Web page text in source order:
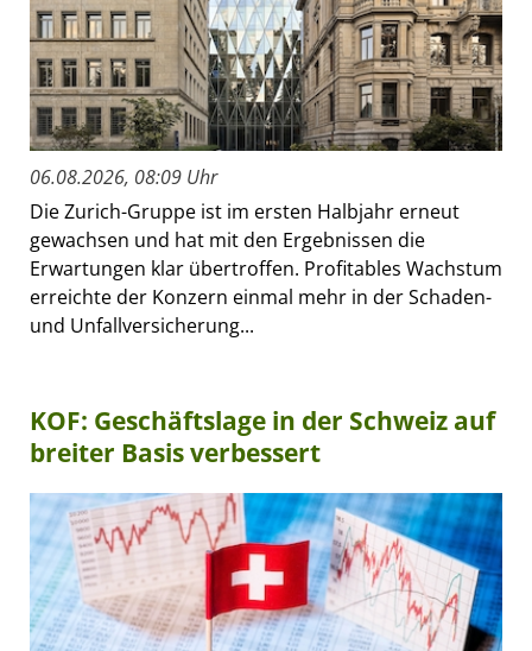
06.08.2026, 08:09 Uhr
Die Zurich-Gruppe ist im ersten Halbjahr erneut
gewachsen und hat mit den Ergebnissen die
Erwartungen klar übertroffen. Profitables Wachstum
erreichte der Konzern einmal mehr in der Schaden-
und Unfallversicherung...
KOF: Geschäftslage in der Schweiz auf
breiter Basis verbessert